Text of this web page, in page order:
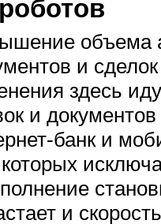
объема
и
здесь
и
банк и
и